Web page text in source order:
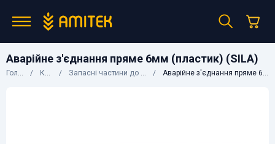
Аварійне з'єднання пряме 6мм (пластик) (SILA)
Головна Каталог Запасні частини до вантажних авто Аварійне з'єднання пряме 6мм (пластик) (SILA)